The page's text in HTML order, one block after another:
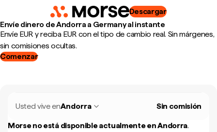
Descargar
Envíe dinero de Andorra a Germany al instante
Envíe EUR y reciba EUR con el tipo de cambio real. Sin márgenes,
sin comisiones ocultas.
Comenzar
Usted vive enAndorra Sin comisión
Morse no está disponible actualmente enAndorra.